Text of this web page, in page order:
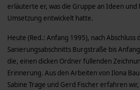
erläuterte er, was die Gruppe an Ideen und
Umsetzung entwickelt hatte.
Heute (Red.: Anfang 1995), nach Abschluss
Sanierungsabschnitts Burgstraße bis
die, einen dicken Ordner füllenden
Erinnerung. Aus den Arbeiten von Ilona
Sabine Trage und Gerd Fischer erfahren